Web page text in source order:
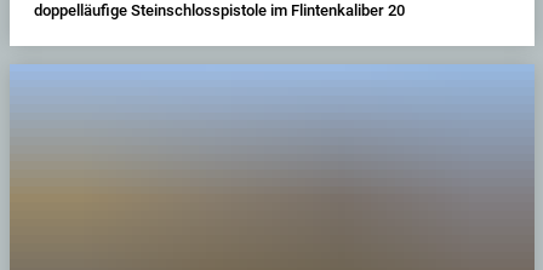
doppelläufige Steinschlosspistole im Flintenkaliber 20